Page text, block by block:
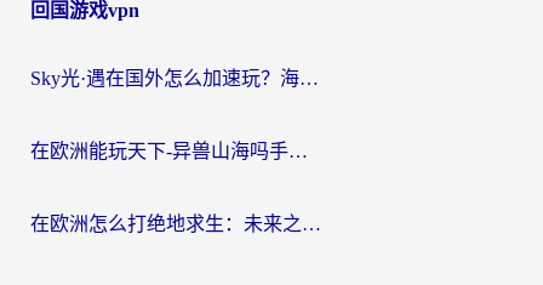
回国游戏vpn
Sky光·遇在国外怎么加速玩？海外党亲测有效的国服游戏加速指南
在欧洲能玩天下-异兽山海吗手游？海外玩家的加速器生存指南
在欧洲怎么打绝地求生：未来之役不卡？留学生亲测的加速器避坑指南